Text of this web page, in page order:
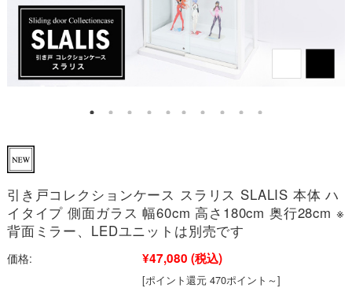
引き戸コレクションケース スラリス SLALIS 本体 ハ
イタイプ 側面ガラス 幅60cm 高さ180cm 奥行28cm ※
背面ミラー、LEDユニットは別売です
価格: ¥47,080 (税込)
[ポイント還元 470ポイント～]